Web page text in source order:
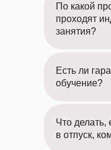
По какой
проходят
занятия?
Есть ли
обучение?
Что делать,
в отпуск,